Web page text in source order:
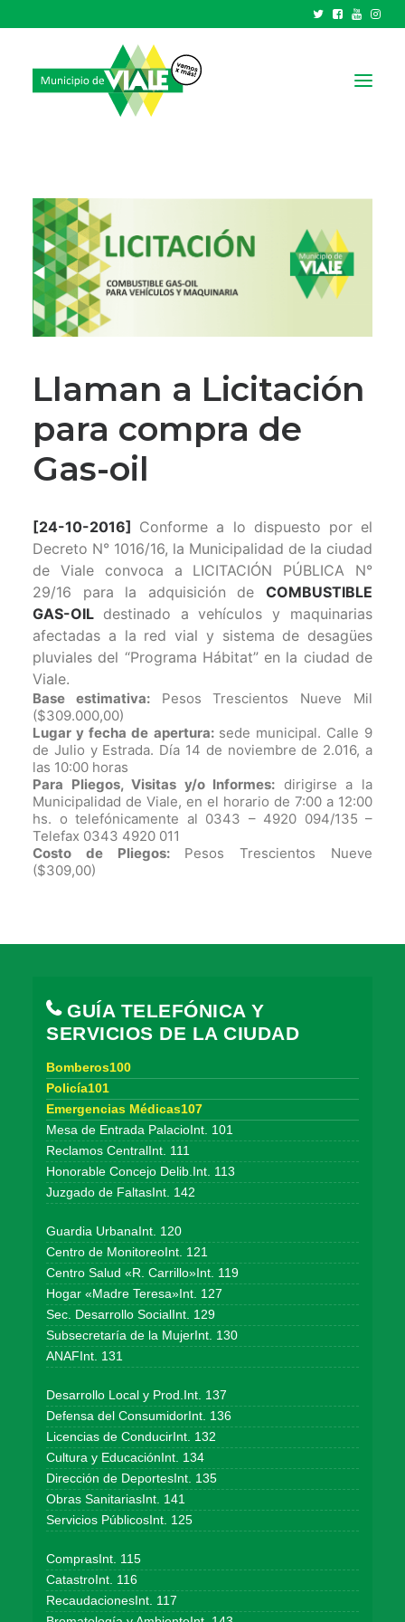
GOBIERNO
HCD
TRÁMITES Y SERVICIOS
CIUDAD
PARQUE INDUSTRIAL
Llaman a Licitación
para compra de
Gas-oil
[24-10-2016] Conforme a lo dispuesto por el
Decreto N° 1016/16, la Municipalidad de la ciudad
de Viale convoca a LICITACIÓN PÚBLICA N°
29/16 para la adquisición de COMBUSTIBLE
GAS-OIL destinado a vehículos y maquinarias
afectadas a la red vial y sistema de desagües
pluviales del “Programa Hábitat” en la ciudad de
Viale.
Base estimativa:Pesos Trescientos Nueve Mil
($309.000,00)
Lugar y fecha de apertura: sede municipal. Calle 9
de Julio y Estrada. Día 14 de noviembre de 2.016, a
las 10:00 horas
Para Pliegos, Visitas y/o Informes: dirigirse a la
Municipalidad de Viale, en el horario de 7:00 a 12:00
hs. o telefónicamente al 0343 – 4920 094/135 –
Telefax 0343 4920 011
Costo de Pliegos:Pesos Trescientos Nueve
($309,00)
GUÍA TELEFÓNICA Y
SERVICIOS DE LA CIUDAD
Bomberos100
Policía101
Emergencias Médicas107
Mesa de Entrada PalacioInt. 101
Reclamos CentralInt. 111
Honorable Concejo Delib.Int. 113
Juzgado de FaltasInt. 142
Guardia UrbanaInt. 120
Centro de MonitoreoInt. 121
Centro Salud «R. Carrillo»Int. 119
Hogar «Madre Teresa»Int. 127
Sec. Desarrollo SocialInt. 129
Subsecretaría de la MujerInt. 130
ANAFInt. 131
Desarrollo Local y Prod.Int. 137
Defensa del ConsumidorInt. 136
Licencias de ConducirInt. 132
Cultura y EducaciónInt. 134
Dirección de DeportesInt. 135
Obras SanitariasInt. 141
Servicios PúblicosInt. 125
ComprasInt. 115
CatastroInt. 116
RecaudacionesInt. 117